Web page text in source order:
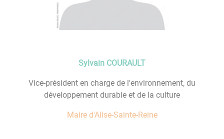
Sylvain COURAULT
Vice-président en charge de l'environnement, du
développement durable et de la culture
Maire d'Alise-Sainte-Reine